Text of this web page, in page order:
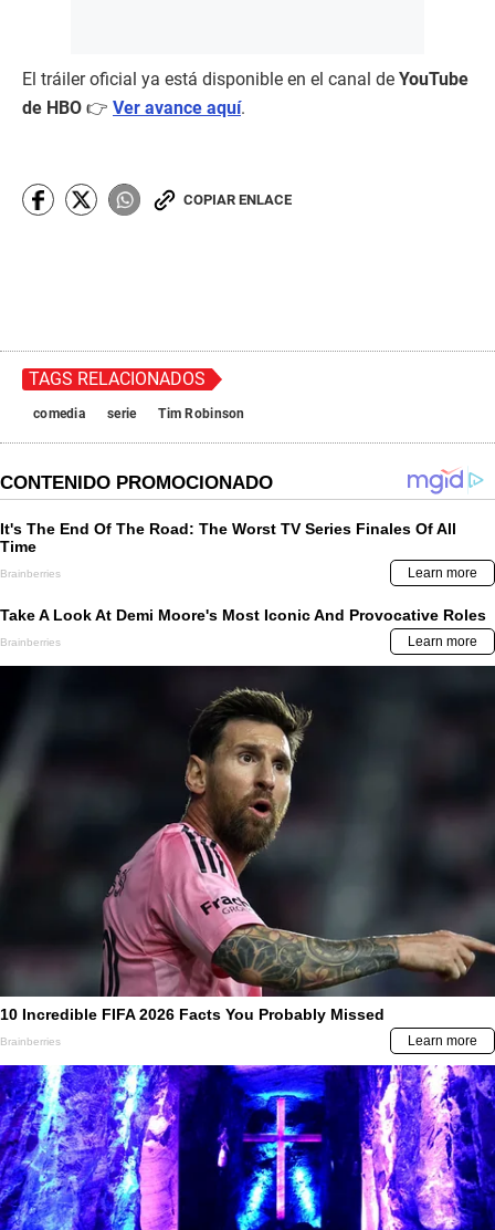
El tráiler oficial ya está disponible en el canal de YouTube
de HBO 👉 Ver avance aquí.
COPIAR ENLACE
TAGS RELACIONADOS
comedia serie Tim Robinson